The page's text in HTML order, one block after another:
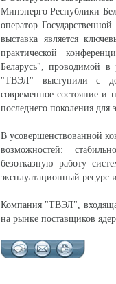
Минэнерго Республики
оператор
выставка является
практической
Беларусь", проводимой в
"ТВЭЛ" выступили с
современное состояние и
последнего поколения для
В усовершенствованной
возможностей:
безотказную работу
эксплуатационный
Компания "ТВЭЛ",
на рынке поставщиков